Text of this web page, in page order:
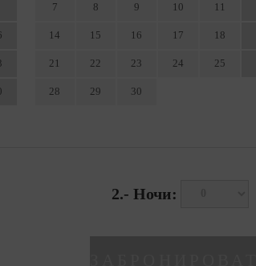
7 8 9 10 11
14 15 16 17 18
21 22 23 24 25
28 29 30
2.- Ночи: